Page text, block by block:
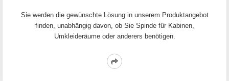
Sie werden die gewünschte Lösung in unserem Produktangebot
finden, unabhängig davon, ob Sie Spinde für Kabinen,
Umkleideräume oder anderers benötigen.
Read